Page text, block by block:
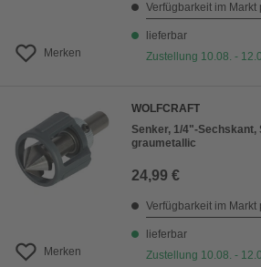
Merken
Verfügbarkeit im Markt
lieferbar
Zustellung 10.08. -
Merken
WOLFCRAFT
Senker, 1/4"-
graumetallic
24,99 €
Verfügbarkeit im Markt
lieferbar
Zustellung 10.08. -